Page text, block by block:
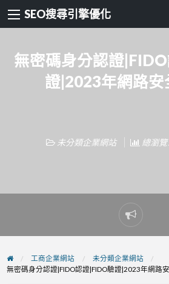
SEO搜尋引擎優化
無密碼身分認證
證|2023年網路安
未分類企業網站 總瀏
Report
problem
工商企業網站
未分類企業網站
無密碼身分認證|FIDO認證|FIDO驗證|2023年網路